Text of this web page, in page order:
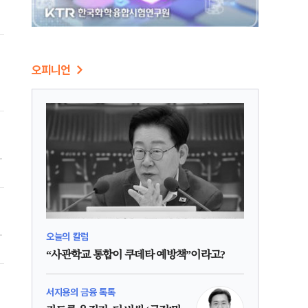
오피니언
오늘의 칼럼
“사관학교 통합이 쿠데타 예방책”이라고?
서지용의 금융 톡톡